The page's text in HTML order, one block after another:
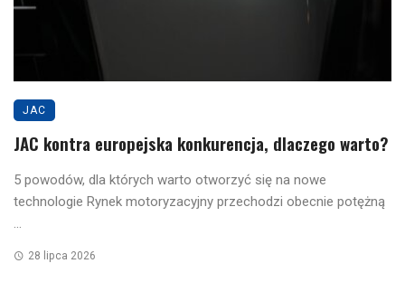
JAC
JAC kontra europejska konkurencja, dlaczego warto?
5 powodów, dla których warto otworzyć się na nowe
technologie Rynek motoryzacyjny przechodzi obecnie potężną
...
28 lipca 2026